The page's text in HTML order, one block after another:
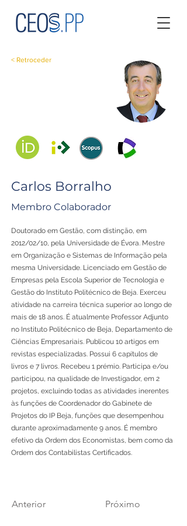
< Retroceder
Carlos Borralho
Membro Colaborador
Doutorado em Gestão, com distinção, em
2012/02/10, pela Universidade de Évora. Mestre
em Organização e Sistemas de Informação pela
mesma Universidade. Licenciado em Gestão de
Empresas pela Escola Superior de Tecnologia e
Gestão do Instituto Politécnico de Beja. Exerceu
atividade na carreira técnica superior ao longo de
mais de 18 anos. É atualmente Professor Adjunto
no Instituto Politécnico de Beja, Departamento de
Ciências Empresariais. Publicou 10 artigos em
revistas especializadas. Possui 6 capítulos de
livros e 7 livros. Recebeu 1 prémio. Participa e/ou
participou, na qualidade de Investigador, em 2
projetos, excluindo todas as atividades inerentes
às funções de Coordenador do Gabinete de
Projetos do IP Beja, funções que desempenhou
durante aproximadamente 9 anos. É membro
efetivo da Ordem dos Economistas, bem como da
Ordem dos Contabilistas Certificados.
Anterior Próximo